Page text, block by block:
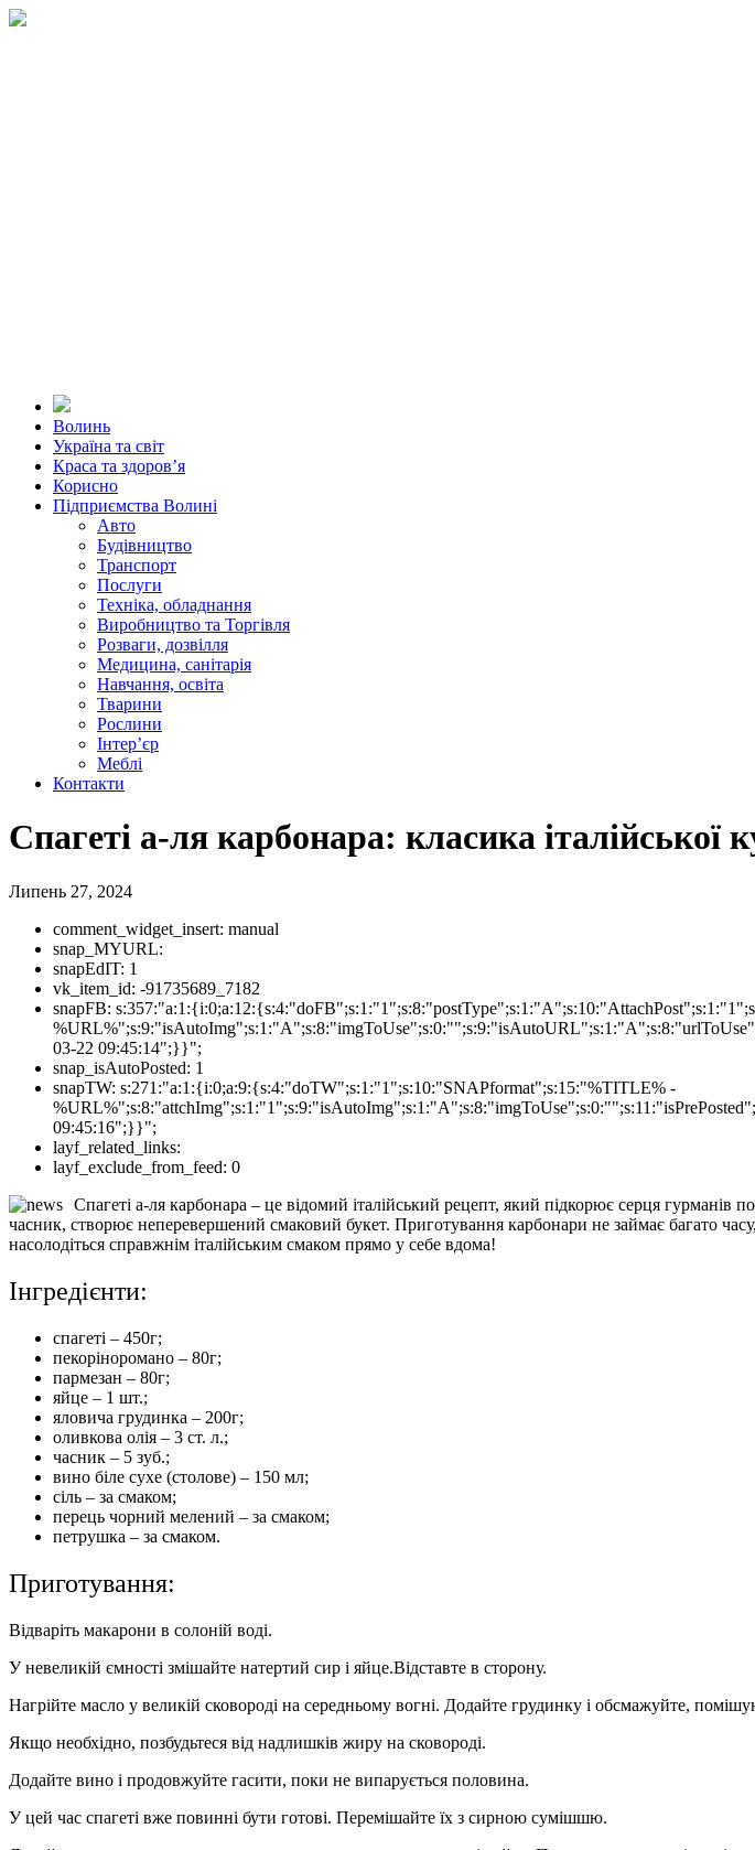
Волинь
Україна та світ
Краса та здоров’я
Корисно
Підприємства Волині
Авто
Будівництво
Транспорт
Послуги
Техніка, обладнання
Виробництво та Торгівля
Розваги, дозвілля
Медицина, санітарія
Навчання, освіта
Тварини
Рослини
Інтер’єр
Меблі
Контакти
Спагеті а-ля карбонара: класика італійської
Липень 27, 2024
comment_widget_insert: manual
snap_MYURL:
snapEdIT: 1
vk_item_id: -91735689_7182
snapFB:
03-22 09:45:14";}}";
snap_isAutoPosted: 1
snapTW: s:271:"a:1:{i:0;a:9:{s:4:"doTW";s:1:"1";s:10:"SNAPformat";s:15:"%TITLE% -
09:45:16";}}";
layf_related_links:
layf_exclude_from_feed: 0
Спагеті а-ля карбонара – це відомий італійський рецепт, який підкорює серця
часник, створює неперевершений смаковий букет. Приготування карбонари не займає багато
насолодіться справжнім італійським смаком прямо у себе вдома!
Інгредієнти:
спагеті – 450г;
пекоріноромано – 80г;
пармезан – 80г;
яйце – 1 шт.;
яловича грудинка – 200г;
оливкова олія – ​​3 ст. л.;
часник – 5 зуб.;
вино біле сухе (столове) – 150 мл;
сіль – за смаком;
перець чорний мелений – за смаком;
петрушка – за смаком.
Приготування:
Відваріть макарони в солоній воді.
У невеликій ємності змішайте натертий сир і яйце.Відставте в сторону.
Нагрійте масло у великій сковороді на середньому вогні. Додайте грудинку і обсмажуйте,
Якщо необхідно, позбудьтеся від надлишків жиру на сковороді.
Додайте вино і продовжуйте гасити, поки не випарується половина.
У цей час спагеті вже повинні бути готові. Перемішайте їх з сирною сумішшю.